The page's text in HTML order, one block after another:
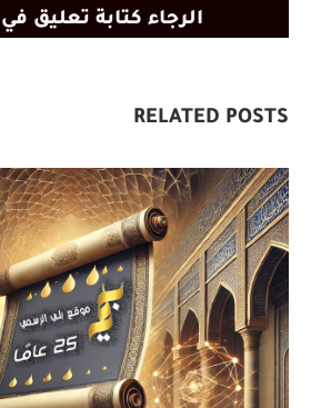
الرجاء كتابة تعليق
RELATED POSTS